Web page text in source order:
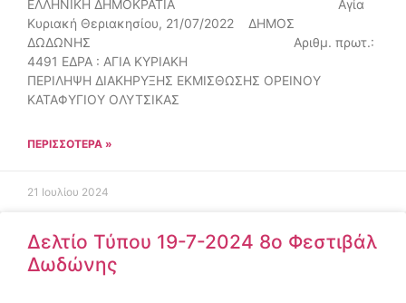
ΕΛΛΗΝΙΚΗ ΔΗΜΟΚΡΑΤΙΑ Αγία
Κυριακή Θεριακησίου, 21/07/2022 ΔΗΜΟΣ
ΔΩΔΩΝΗΣ Αριθμ. πρωτ.:
4491 ΕΔΡΑ : ΑΓΙΑ ΚΥΡΙΑΚΗ
ΠΕΡΙΛΗΨΗ ΔΙΑΚΗΡΥΞΗΣ ΕΚΜΙΣΘΩΣΗΣ ΟΡΕΙΝΟΥ
ΚΑΤΑΦΥΓΙΟΥ ΟΛΥΤΣΙΚΑΣ
ΠΕΡΙΣΣΌΤΕΡΑ »
21 Ιουλίου 2024
Δελτίο Τύπου 19-7-2024 8ο Φεστιβάλ
Δωδώνης